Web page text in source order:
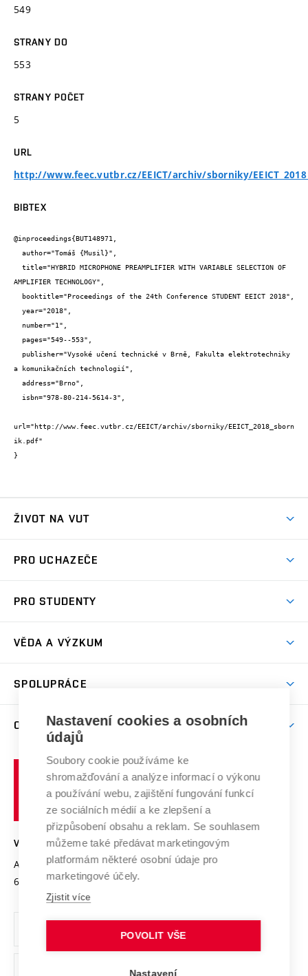
549
STRANY DO
553
STRANY POČET
5
URL
http://www.feec.vutbr.cz/EEICT/archiv/sborniky/
BIBTEX
@inproceedings{BUT148971,
AMPLIFIER TECHNOLOGY",
a komunikačních technologií",
url="http://www.feec.vutbr.cz/EEICT/archiv/sborniky/EEICT_2018_sborn
ik.pdf"
}
ŽIVOT NA VUT
Koleje
Sport na VUT
PRO UCHAZEČE
Dny otevřených dveří
Celoživotní vzdělávání
E-přihláška
PRO STUDENTY
Harmonogram akademického roku
Závěrečné práce
Doktorské studium
Zpracování osobních údajů studentů
Sociální bezpečí
Studium bez bariér
Podpora podnikání
VĚDA A VÝZKUM
Mezinárodní vědecká rada
Systém zajišťování kvality výzkumu
Výzkumné infrastruktury
Transfer znalostí
Open Science
Projekty
Projekty ze strukturálních fondů
Specifický výzkum
SPOLUPRÁCE
Firemní spolupráce
Zahraniční spolupráce
Spolupráce se školami
Mezinárodní dohody
Univerzitní sítě
O UNIVERZITĚ
Profil univerzity
Udržitelná univerzita
Podnikavá univerzita / ContriBUTe
Bezpečná univerzita
Vyznamenání
Organizační struktura
Ochrana osobních údajů
učení
technické
Brně
VYSOKÉ UČENÍ TECHNICKÉ V BRNĚ
Antonínská 548/1
602 00 Brno
www.vut.cz
vut@vutbr.cz
Nastavení cookies a osobních
údajů
Soubory cookie používáme ke
shromažďování a analýze informací o výkonu
a používání webu, zajištění fungování funkcí
ze sociálních médií a ke zlepšení a
přizpůsobení obsahu a reklam. Se souhlasem
můžeme také předávat marketingovým
platformám některé osobní údaje pro
marketingové účely.
Zjistit více
POVOLIT VŠE
Nastavení